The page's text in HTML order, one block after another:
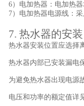
6）电加热器：电加热
7）电加热器电源线：
7. 热水器的安
热水器安装位置应选择
热水器内部已安装漏电
为避免热水器出现电源
电压和功率的额定值详